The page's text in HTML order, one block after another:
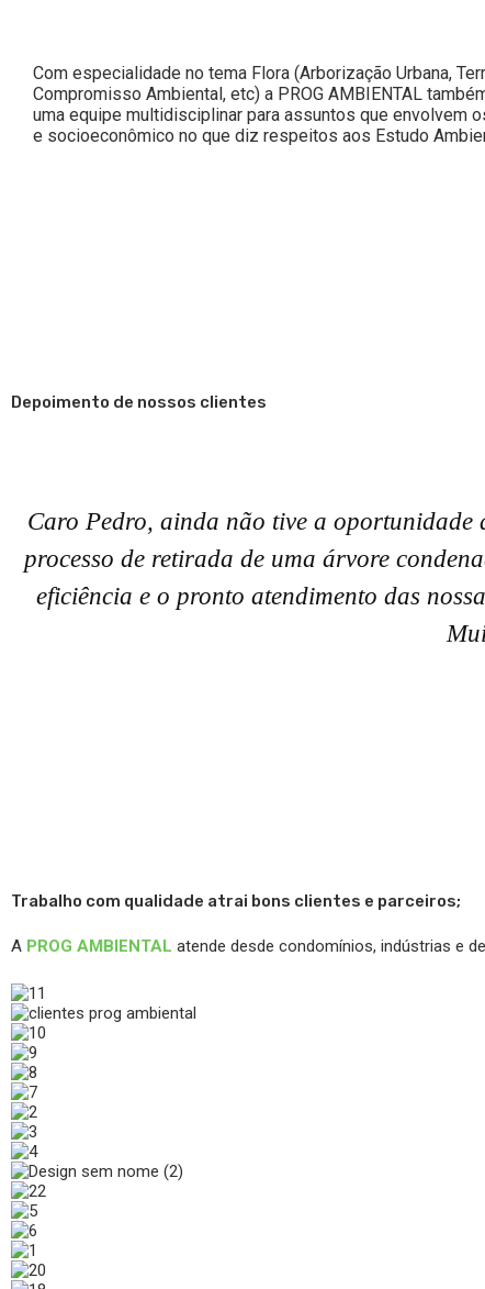
Com especialidade no tema Flora (Arborização Urbana,
Compromisso Ambiental, etc) a PROG AMBIENTAL
uma equipe multidisciplinar para assuntos que envolvem
e socioeconômico no que diz respeitos aos Estudo
Depoimento de nossos clientes
Caro Pedro, ainda não tive a oportunidade
processo de retirada de uma árvore
eficiência e o pronto atendimento das
Trabalho com qualidade atrai bons clientes e parceiros;
A PROG AMBIENTAL atende desde condomínios, indústrias e